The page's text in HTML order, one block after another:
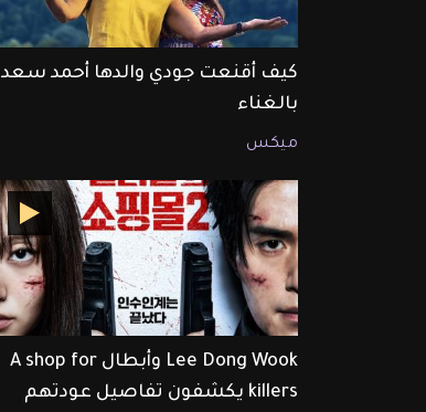
كيف أقنعت جودي والدها أحمد سعد
بالغناء
ميكس
Lee Dong Wook وأبطال A shop for
killers يكشفون تفاصيل عودتهم